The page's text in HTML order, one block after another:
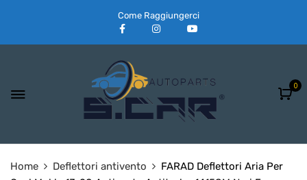
Come Raggiungerci
0
Home Deflettori antivento
FARAD Deflettori Aria Per